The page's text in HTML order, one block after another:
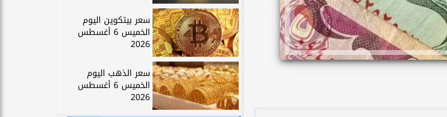
سعر بيتكوين اليوم
الخميس 6 أغسطس
2026
سعر الذهب اليوم
الخميس 6 أغسطس
2026